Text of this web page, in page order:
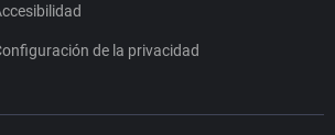
de la privacidad